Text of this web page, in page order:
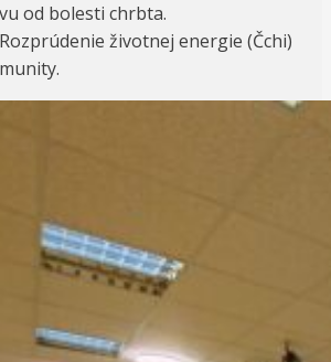
od bolesti chrbta.
životnej energie (Čchi)